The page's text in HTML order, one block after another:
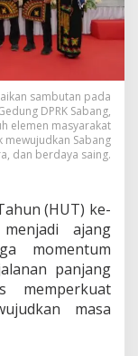
sambutan pada
DPRK Sabang,
elemen masyarakat
Sabang
dan berdaya saing.
(HUT) ke-
ajang
momentum
panjang
memperkuat
masa